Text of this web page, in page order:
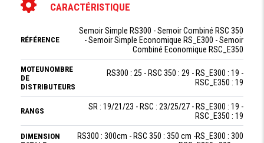
CARACTÉRISTIQUE
RÉFÉRENCE
Semoir Simple RS300 - Semoir Combiné RSC 350
- Semoir Simple Economique RS_E300 - Semoir
Combiné Economique RSC_E350
MOTEUNOMBRE
DE
DISTRIBUTEURS
RS300 : 25 - RSC 350 : 29 - RS_E300 : 19 -
RSC_E350 : 19
RANGS
SR : 19/21/23 - RSC : 23/25/27 - RS_E300 : 19 -
RSC_E350 : 19
DIMENSION
RS300 : 300cm - RSC 350 : 350 cm -RS_E300 : 300